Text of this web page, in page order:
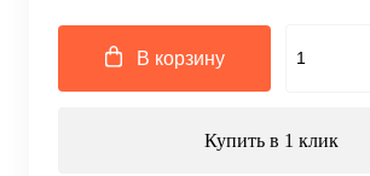
В корзину
Купить в 1 клик